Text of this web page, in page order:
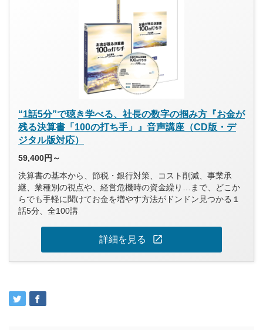
“1話5分”で聴き学べる、社長の数字の掴み方『お金が
残る決算書「100の打ち手」』音声講座（CD版・デ
ジタル版対応）
59,400円～
決算書の基本から、節税・銀行対策、コスト削減、事業承
継、業種別の視点や、経営危機時の資金繰り…まで、どこか
らでも手軽に聞けてお金を増やす方法がドンドン見つかる１
話5分、全100講
詳細を見る open_in_new